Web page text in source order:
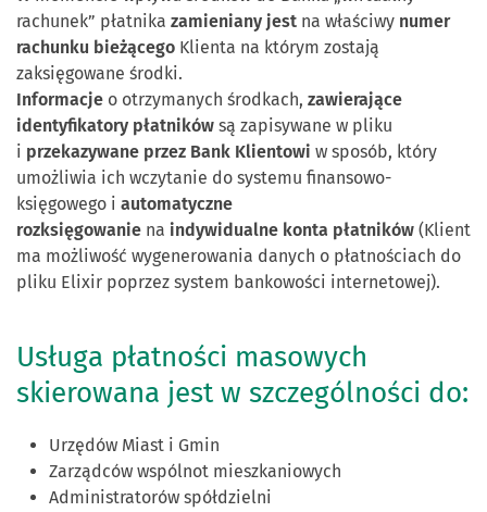
rachunek” płatnika zamieniany jest na właściwy numer
rachunku bieżącego Klienta na którym zostają
zaksięgowane środki.
Informacje o otrzymanych środkach, zawierające
identyfikatory płatników są zapisywane w pliku
i przekazywane przez Bank Klientowi w sposób, który
umożliwia ich wczytanie do systemu finansowo-
księgowego i automatyczne
rozksięgowanie na indywidualne konta płatników (Klient
ma możliwość wygenerowania danych o płatnościach do
pliku Elixir poprzez system bankowości internetowej).
Usługa płatności masowych
skierowana jest w szczególności do:
Urzędów Miast i Gmin
Zarządców wspólnot mieszkaniowych
Administratorów spółdzielni